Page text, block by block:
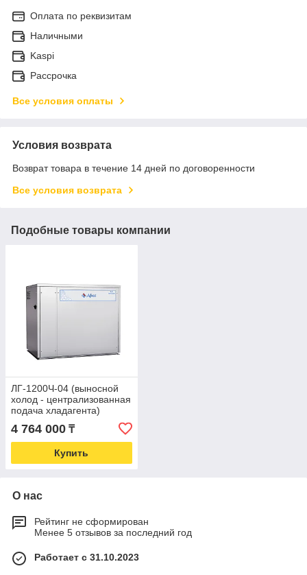
Оплата по реквизитам
Наличными
Kaspi
Рассрочка
Все условия оплаты
Условия возврата
Возврат товара в течение 14 дней по договоренности
Все условия возврата
Подобные товары компании
ЛГ-1200Ч-04 (выносной
холод - централизованная
подача хладагента)
4 764 000 ₸
Купить
О нас
Рейтинг не сформирован
Менее 5 отзывов за последний год
Работает с 31.10.2023